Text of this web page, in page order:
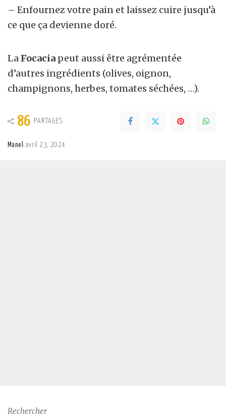
– Enfournez votre pain et laissez cuire jusqu’à
ce que ça devienne doré.
La Focacia peut aussi être agrémentée
d’autres ingrédients (olives, oignon,
champignons, herbes, tomates séchées, …).
86 PARTAGES
Manel avril 23, 2024
Rechercher